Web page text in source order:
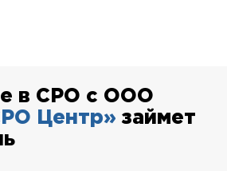
в СРО с ООО
Центр» займет